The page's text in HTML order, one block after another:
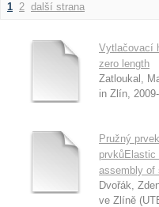
1 2 další strana
Vytlačovací
zero length
Zatloukal,
in Zlín,
Pružný
prvkůElastic
assembly of
Dvořák,
ve Zlíně